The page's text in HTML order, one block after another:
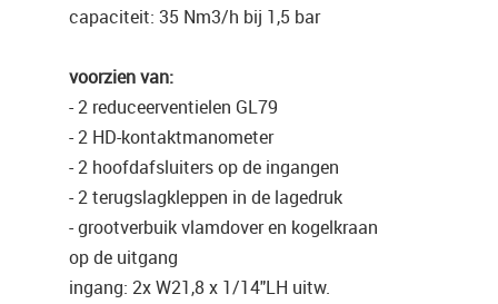
capaciteit: 35 Nm3/h bij 1,5 bar
voorzien van:
- 2 reduceerventielen GL79
- 2 HD-kontaktmanometer
- 2 hoofdafsluiters op de ingangen
- 2 terugslagkleppen in de lagedruk
- grootverbuik vlamdover en kogelkraan
op de uitgang
ingang: 2x W21,8 x 1/14"LH uitw.